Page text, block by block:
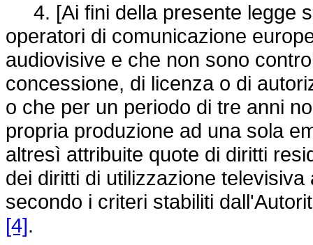
4. [Ai fini della presente legge
operatori di comunicazione
audiovisive e che non sono
concessione, di licenza o di
o che per un periodo di tre anni
propria produzione ad una sola
altresì attribuite quote di diritti
dei diritti di utilizzazione
secondo i criteri stabiliti
[4].